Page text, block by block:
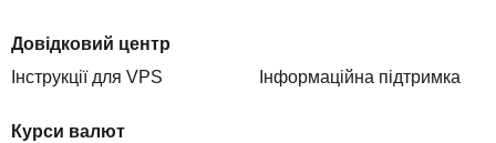
Довідковий центр
Інструкції для VPS
Інформаційна підтримка
Курси валют